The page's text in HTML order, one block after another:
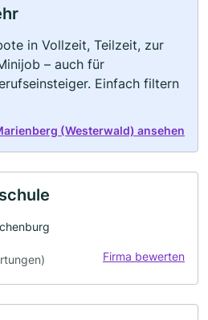
in Vollzeit, Teilzeit, zur
– auch für
Einfach filtern
(Westerwald) ansehen
Firma bewerten